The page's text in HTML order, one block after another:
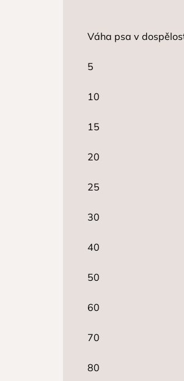
Váha psa v
5
10
15
20
25
30
40
50
60
70
80